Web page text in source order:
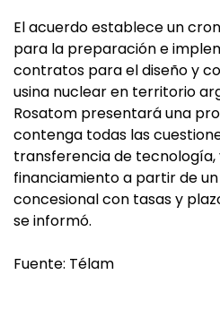
El acuerdo establece un
para la preparación e
contratos para el diseño y
usina nuclear en territorio
Rosatom presentará una
contenga todas las
transferencia de
financiamiento a partir de
concesional con tasas y
se informó.
Fuente: Télam